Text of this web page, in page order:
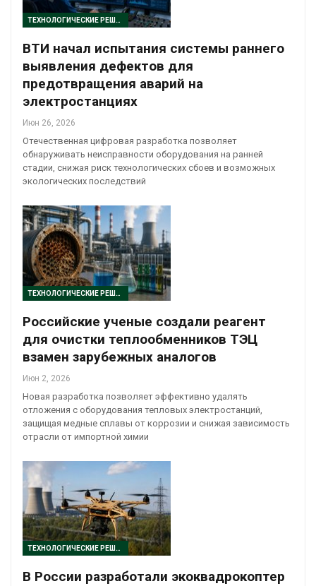
ТЕХНОЛОГИЧЕСКИЕ РЕШЕНИЯ
ВТИ начал испытания системы раннего
выявления дефектов для
предотвращения аварий на
электростанциях
Июн 26, 2026
Отечественная цифровая разработка позволяет
обнаруживать неисправности оборудования на ранней
стадии, снижая риск технологических сбоев и возможных
экологических последствий
ТЕХНОЛОГИЧЕСКИЕ РЕШЕНИЯ
Российские ученые создали реагент
для очистки теплообменников ТЭЦ
взамен зарубежных аналогов
Июн 2, 2026
Новая разработка позволяет эффективно удалять
отложения с оборудования тепловых электростанций,
защищая медные сплавы от коррозии и снижая зависимость
отрасли от импортной химии
ТЕХНОЛОГИЧЕСКИЕ РЕШЕНИЯ
В России разработали экоквадрокоптер